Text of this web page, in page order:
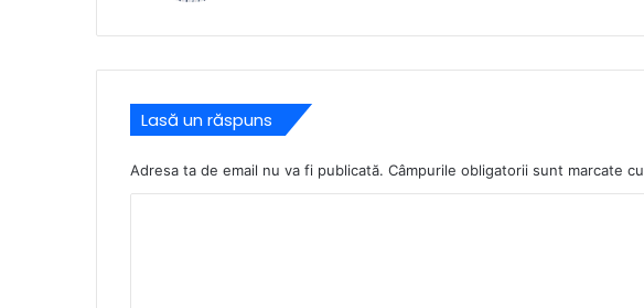
Lasă un răspuns
Adresa ta de email nu va fi publicată. Câmpurile obligatorii sunt marcate cu